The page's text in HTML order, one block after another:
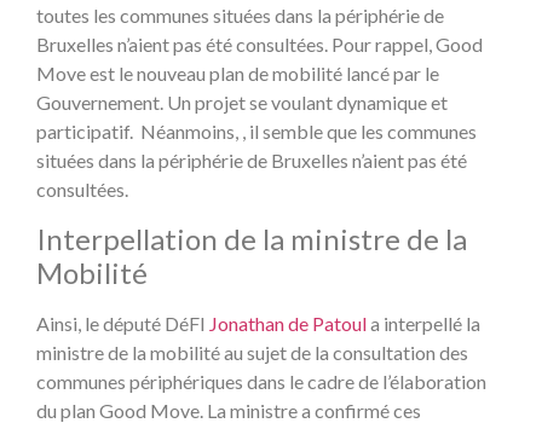
toutes les communes situées dans la périphérie de
Bruxelles n’aient pas été consultées. Pour rappel, Good
Move est le nouveau plan de mobilité lancé par le
Gouvernement. Un projet se voulant dynamique et
participatif. Néanmoins, , il semble que les communes
situées dans la périphérie de Bruxelles n’aient pas été
consultées.
Interpellation de la ministre de la
Mobilité
Ainsi, le député DéFI Jonathan de Patoula interpellé la
ministre de la mobilité au sujet de la consultation des
communes périphériques dans le cadre de l’élaboration
du plan Good Move. La ministre a confirmé ces